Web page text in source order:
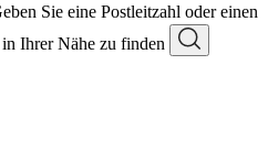
Sie eine Postleitzahl oder einen
Ihrer Nähe zu finden